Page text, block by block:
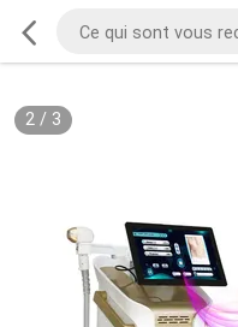
2/ 3